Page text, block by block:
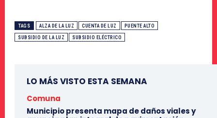
TAGS ALZA DE LA LUZ CUENTA DE LUZ PUENTE ALTO
SUBSIDIO DE LA LUZ SUBSIDIO ELÉCTRICO
LO MÁS VISTO ESTA SEMANA
Comuna
Municipio presenta mapa de daños viales y